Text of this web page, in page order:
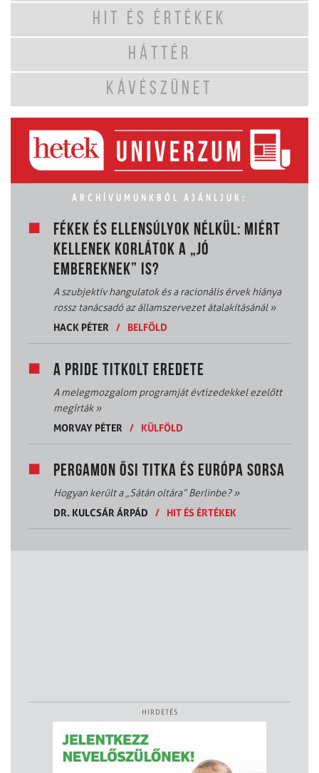
HIT ÉS ÉRTÉKEK
HÁTTÉR
KÁVÉSZÜNET
ARCHÍVUMUNKBÓL AJÁNLJUK:
FÉKEK ÉS ELLENSÚLYOK NÉLKÜL: MIÉRT
KELLENEK KORLÁTOK A „JÓ
EMBEREKNEK” IS?
A szubjektív hangulatok és a racionális érvek hiánya
rossz tanácsadó az államszervezet átalakításánál»
HACK PÉTER
/ BELFÖLD
A PRIDE TITKOLT EREDETE
A melegmozgalom programját évtizedekkel ezelőtt
megírták»
MORVAY PÉTER
/ KÜLFÖLD
PERGAMON ŐSI TITKA ÉS EURÓPA SORSA
Hogyan került a „Sátán oltára” Berlinbe?»
DR. KULCSÁR ÁRPÁD
/ HIT ÉS ÉRTÉKEK
HIRDETÉS